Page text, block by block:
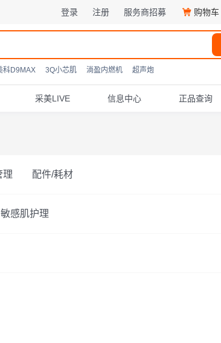
购物车
服务商招募
注册
登录
科D9MAX 3Q小芯肌 淌盈内燃机 超声炮
采美LIVE 信息中心 正品查询
理 配件/耗材
敏感肌护理